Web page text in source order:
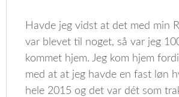
Havde jeg vidst at det med min
var blevet til noget, så var jeg
kommet hjem. Jeg kom hjem
med at at jeg havde en fast løn
hele 2015 og det var dét som